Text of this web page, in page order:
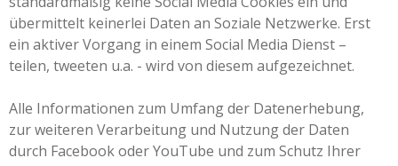
übermittelt keinerlei Daten an Soziale Netzwerke. Erst
ein aktiver Vorgang in einem Social Media Dienst –
teilen, tweeten u.a. - wird von diesem aufgezeichnet.
Alle Informationen zum Umfang der Datenerhebung,
zur weiteren Verarbeitung und Nutzung der Daten
durch Facebook oder YouTube und zum Schutz Ihrer